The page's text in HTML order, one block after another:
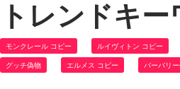
トレンドキー
モンクレール コピー ルイヴィトン コピー
グッチ偽物 エルメス コピー バーバリ